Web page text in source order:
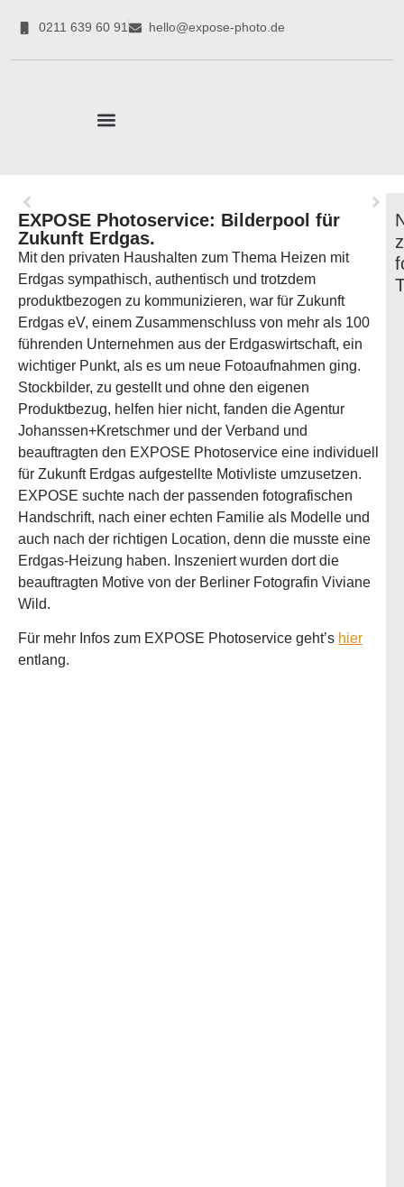
0211 639 60 91 hello@expose-photo.de
EXPOSE Photoservice: Bilderpool für
Zukunft Erdgas.
Mit den privaten Haushalten zum Thema Heizen mit
Erdgas sympathisch, authentisch und trotzdem
produktbezogen zu kommunizieren, war für Zukunft
Erdgas eV, einem Zusammenschluss von mehr als 100
führenden Unternehmen aus der Erdgaswirtschaft, ein
wichtiger Punkt, als es um neue Fotoaufnahmen ging.
Stockbilder, zu gestellt und ohne den eigenen
Produktbezug, helfen hier nicht, fanden die Agentur
Johanssen+Kretschmer und der Verband und
beauftragten den EXPOSE Photoservice eine individuell
für Zukunft Erdgas aufgestellte Motivliste umzusetzen.
EXPOSE suchte nach der passenden fotografischen
Handschrift, nach einer echten Familie als Modelle und
auch nach der richtigen Location, denn die musste eine
Erdgas-Heizung haben. Inszeniert wurden dort die
beauftragten Motive von der Berliner Fotografin Viviane
Wild.
Für mehr Infos zum EXPOSE Photoservice geht’s hier
entlang.